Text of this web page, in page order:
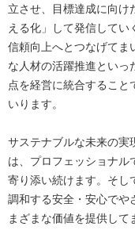
立させ、目標達成に向け
える化」して発信して
信頼向上へとつなげてま
な人材の活躍推進といっ
点を経営に統合すること
いります。
サステナブルな未来の実
は、プロフェッショナル
寄り添い続けます。そし
調和する安全・安心でや
まざまな価値を提供して